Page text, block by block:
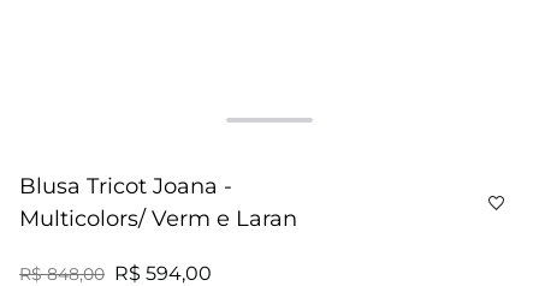
Blusa Tricot Joana -
Multicolors/ Verm e Laran
R$ 848,00 R$ 594,00